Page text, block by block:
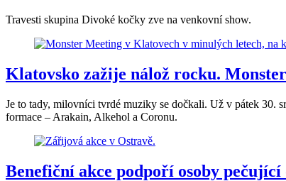
Travesti skupina Divoké kočky zve na venkovní show.
Klatovsko zažije nálož rocku.
Je to tady, milovníci tvrdé muziky se dočkali. Už v pátek 30.
formace – Arakain, Alkehol a Coronu.
Benefiční akce podpoří osoby